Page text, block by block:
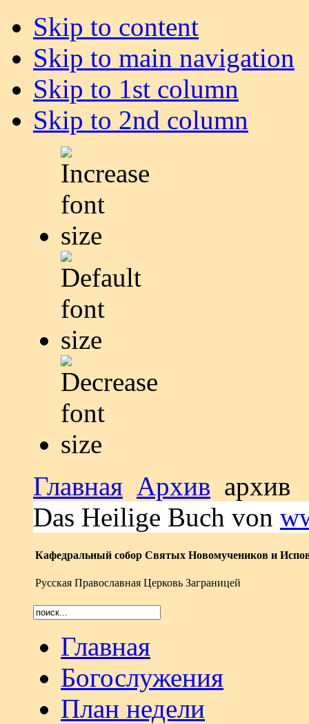
Skip to content
Skip to main navigation
Skip to 1st column
Skip to 2nd column
Главная Архив архив
Das Heilige Buch von
Кафедральный собор Святых Новомучеников и
Русская Православная Церковь Заграницей
Главная
Богослужения
План недели